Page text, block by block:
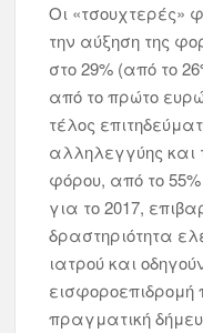
Οι «τσουχτερές»
την αύξηση της
στο 29% (από το
από το πρώτο
τέλος
αλληλεγγύης και
φόρου, από το
για το 2017,
δραστηριότητα
ιατρού και
εισφοροεπιδρομή
πραγματική